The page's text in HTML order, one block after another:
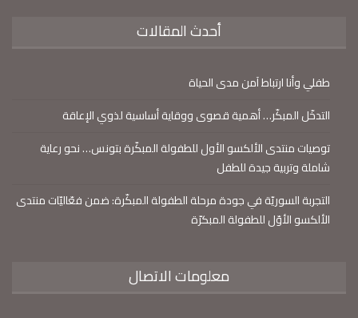
أحدث المقالات
طفلي وأنا ارتباط آمن مدى الحياة
التدخّل المبكّر… أهمية قصوى ووقاية أساسية لذوي الإعاقة
توصيات منتدى الألكسو الأول للطفولة المبكّرة بتونس… نحو رعاية
شاملة وتربية جيدة للطفل
التجربة السوريّة في جودة مرحلة الطفولة المبكّرة: ضمن فعّاليّات منتدى
الألكسو الأوّل للطفولة المبكرّة
معلومات الاتصال